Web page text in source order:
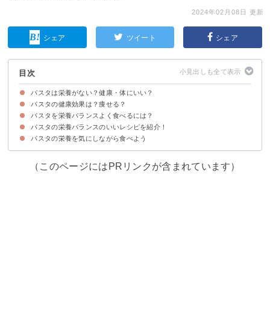
2024年02月08日 更新
シェア ツイート シェア
目次
パスタは栄養がない？健康・体にいい？
パスタの栄養素（100gあたり）
パスタの栄養を白米と比較すると
パスタの健康効果は？痩せる？
①エネルギーの補給
②ダイエット効果
③疲労回復
④貧血の予防
⑤骨や歯の強化
パスタを栄養バランスよく食べるには？
①パスタのソースの具材を工夫する
②サラダやスープと一緒に食べる
パスタの栄養バランスのいいレシピを紹介！
①トマトとツナの冷製パスタ
②しらすとキャベツのスパゲッティ
③超簡単和風たらこパスタ
パスタの栄養を気にしながら食べよう
（このページにはPRリンクが含まれています）